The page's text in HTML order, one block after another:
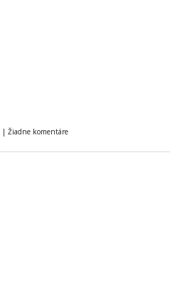
| Žiadne komentáre